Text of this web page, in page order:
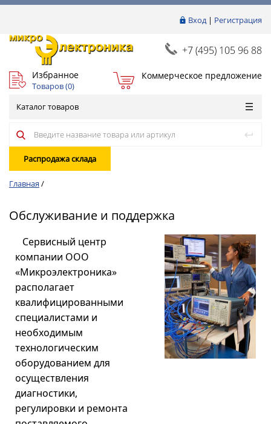
Вход| Регистрация
+7 (495) 105 96 88
Избранное
Товаров (0)
Коммерческое предложение
Каталог товаров
Распродажа склада
Главная /
Обслуживание и поддержка
Сервисный центр
компании ООО
«Микроэлектроника»
располагает
квалифицированными
специалистами и
необходимым
технологическим
оборудованием для
осуществления
диагностики,
регулировки и ремонта